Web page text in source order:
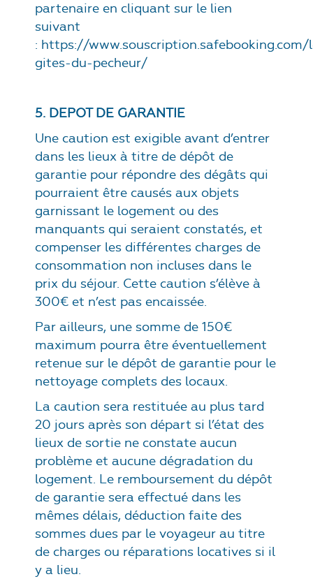
partenaire en cliquant sur le lien
suivant
: https://www.souscription.safebooking.com/
gites-du-pecheur/
5. DEPOT DE GARANTIE
Une caution est exigible avant d’entrer
dans les lieux à titre de dépôt de
garantie pour répondre des dégâts qui
pourraient être causés aux objets
garnissant le logement ou des
manquants qui seraient constatés, et
compenser les différentes charges de
consommation non incluses dans le
prix du séjour. Cette caution s’élève à
300€ et n’est pas encaissée.
Par ailleurs, une somme de 150€
maximum pourra être éventuellement
retenue sur le dépôt de garantie pour le
nettoyage complets des locaux.
La caution sera restituée au plus tard
20 jours après son départ si l’état des
lieux de sortie ne constate aucun
problème et aucune dégradation du
logement. Le remboursement du dépôt
de garantie sera effectué dans les
mêmes délais, déduction faite des
sommes dues par le voyageur au titre
de charges ou réparations locatives si il
y a lieu.